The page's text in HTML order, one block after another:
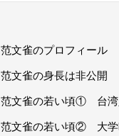
范文雀のプロフィール
范文雀の身長は非公開
范文雀の若い頃① 台湾
范文雀の若い頃② 大学